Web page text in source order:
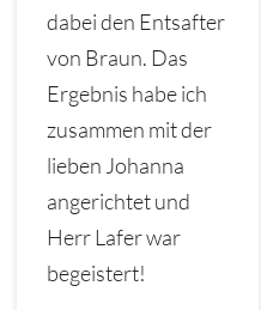
dabei den Entsafter
von Braun. Das
Ergebnis habe ich
zusammen mit der
lieben Johanna
angerichtet und
Herr Lafer war
begeistert!